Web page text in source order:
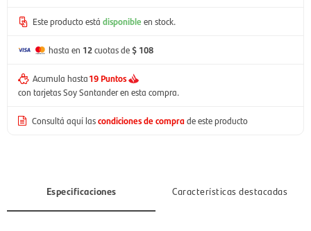
Este producto está disponible en stock.
hasta en 12cuotas de$ 108
Acumula hasta19 Puntos
con tarjetas Soy Santander en esta compra.
Consultá aquí lascondiciones de comprade este producto
Especificaciones Características destacadas